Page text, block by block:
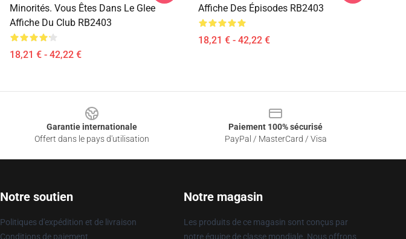
Minorités. Vous Êtes Dans Le Glee
Affiche Du Club RB2403
18,21 € - 42,22 €
Affiche Des Épisodes RB2403
18,21 € - 42,22 €
Garantie internationale
Offert dans le pays d'utilisation
Paiement 100% sécurisé
PayPal / MasterCard / Visa
Notre soutien
Politiques d'expédition et de livraison
Conditions de paiement
Notre magasin
Les produits de ce magasin sont conçus par
notre équipe de classe mondiale. Nous offrons